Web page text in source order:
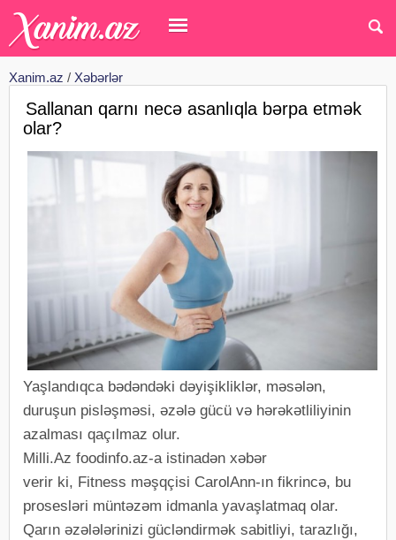
Xanim.az / Xəbərlər
Sallanan qarnı necə asanlıqla bərpa etmək
olar?
Yaşlandıqca bədəndəki dəyişikliklər, məsələn,
duruşun pisləşməsi, əzələ gücü və hərəkətliliyinin
azalması qaçılmaz olur.
Milli.Az foodinfo.az-a istinadən xəbər
verir ki, Fitness məşqçisi CarolAnn-ın fikrincə, bu
prosesləri müntəzəm idmanla yavaşlatmaq olar.
Qarın əzələlərinizi gücləndirmək sabitliyi, tarazlığı,